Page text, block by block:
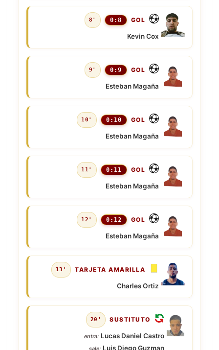
8' 0:8 GOL
Kevin Cox
9' 0:9 GOL
Esteban Magaña
10' 0:10 GOL
Esteban Magaña
11' 0:11 GOL
Esteban Magaña
12' 0:12 GOL
Esteban Magaña
13' TARJETA AMARILLA
Charles Ortiz
20' SUSTITUTO
entra: Lucas Daniel Castro
sale: Luis Diego Guzman